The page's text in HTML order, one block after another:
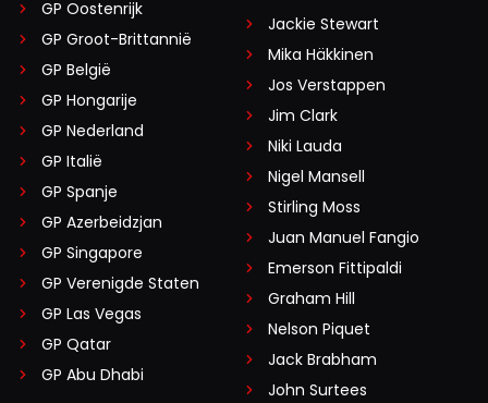
GP Oostenrijk
GP Groot-Brittannië
GP België
GP Hongarije
GP Nederland
GP Italië
GP Spanje
GP Azerbeidzjan
GP Singapore
GP Verenigde Staten
GP Las Vegas
GP Qatar
GP Abu Dhabi
Jackie Stewart
Mika Häkkinen
Jos Verstappen
Jim Clark
Niki Lauda
Nigel Mansell
Stirling Moss
Juan Manuel Fangio
Emerson Fittipaldi
Graham Hill
Nelson Piquet
Jack Brabham
John Surtees